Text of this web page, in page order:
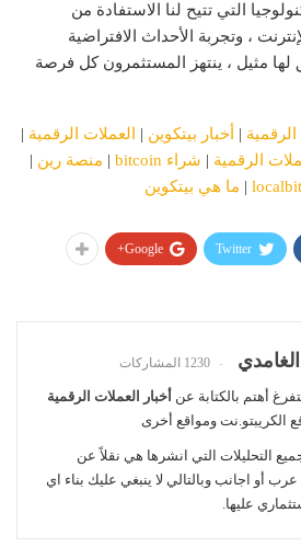
التي تتيح لنا الاستفادة من
، وتجربة الأحداث الافتراضية
مثيل ، ينتهز المستثمرون كل فرصة
الرقمية | أخبار بيتكوين | العملات الرقمية |
الرقمية | شراء bitcoin | منصة رين |
| ما هي بيتكوين
Twitter
Google+
1230 المشاركات
أهتم بالكتابة عن أخبار العملات الرقمية
الكريبتو.نت ومواقع أخرى
التحليلات التي انشرها هي نقلاً عن
أو اجانب وبالتالي لا ينبغي عليك بناء اي
عليها.